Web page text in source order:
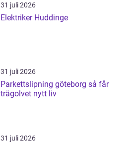
31 juli 2026
Elektriker Huddinge
31 juli 2026
Parkettslipning göteborg så får
trägolvet nytt liv
31 juli 2026